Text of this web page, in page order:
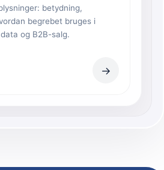
betydning,
begrebet bruges i
og B2B-salg.
→